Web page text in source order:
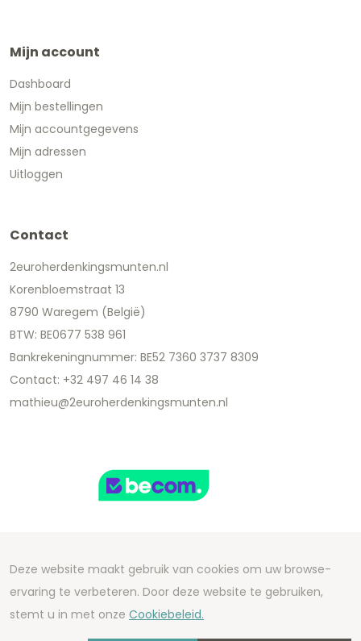
Mijn account
Dashboard
Mijn bestellingen
Mijn accountgegevens
Mijn adressen
Uitloggen
Contact
2euroherdenkingsmunten.nl
Korenbloemstraat 13
8790 Waregem (België)
BTW: BE0677 538 961
Bankrekeningnummer: BE52 7360 3737 8309
Contact: +32 497 46 14 38
mathieu@2euroherdenkingsmunten.nl
Copyright 2026 We Can Do Better Online BV
Development by2mprove- Content by
2euroherdenkingsmunten.nl
Deze website maakt gebruik van cookies om uw browse-
ervaring te verbeteren. Door deze website te gebruiken,
stemt u in met onze Cookiebeleid.